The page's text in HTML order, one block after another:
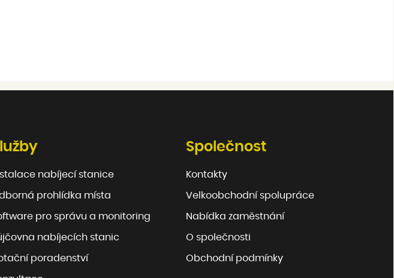
nabíjecí stanice
prohlídka místa
pro správu a monitoring
nabíjecích stanic
poradenství
Společnost
Kontakty
Velkoobchodní spolupráce
Nabídka zaměstnání
O společnosti
Obchodní podmínky